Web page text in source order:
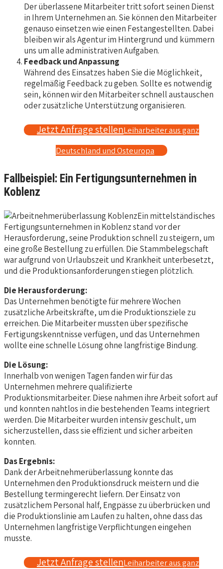
Der überlassene Mitarbeiter tritt sofort seinen Dienst
in Ihrem Unternehmen an. Sie können den Mitarbeiter
genauso einsetzen wie einen Festangestellten. Dabei
bleiben wir als Agentur im Hintergrund und kümmern
uns um alle administrativen Aufgaben.
Feedback und Anpassung
Während des Einsatzes haben Sie die Möglichkeit,
regelmäßig Feedback zu geben. Sollte es notwendig
sein, können wir den Mitarbeiter schnell austauschen
oder zusätzliche Unterstützung organisieren.
Jetzt Anfrage stellenLeiharbeiter aus ganz
Deutschland und Osteuropa
Fallbeispiel: Ein Fertigungsunternehmen in
Koblenz
Ein mittelständisches
Fertigungsunternehmen in Koblenz stand vor der
Herausforderung, seine Produktion schnell zu steigern, um
eine große Bestellung zu erfüllen. Die Stammbelegschaft
war aufgrund von Urlaubszeit und Krankheit unterbesetzt,
und die Produktionsanforderungen stiegen plötzlich.
Die Herausforderung:
Das Unternehmen benötigte für mehrere Wochen
zusätzliche Arbeitskräfte, um die Produktionsziele zu
erreichen. Die Mitarbeiter mussten über spezifische
Fertigungskenntnisse verfügen, und das Unternehmen
wollte eine schnelle Lösung ohne langfristige Bindung.
Die Lösung:
Innerhalb von wenigen Tagen fanden wir für das
Unternehmen mehrere qualifizierte
Produktionsmitarbeiter. Diese nahmen ihre Arbeit sofort auf
und konnten nahtlos in die bestehenden Teams integriert
werden. Die Mitarbeiter wurden intensiv geschult, um
sicherzustellen, dass sie effizient und sicher arbeiten
konnten.
Das Ergebnis:
Dank der Arbeitnehmerüberlassung konnte das
Unternehmen den Produktionsdruck meistern und die
Bestellung termingerecht liefern. Der Einsatz von
zusätzlichem Personal half, Engpässe zu überbrücken und
die Produktionslinie am Laufen zu halten, ohne dass das
Unternehmen langfristige Verpflichtungen eingehen
musste.
Jetzt Anfrage stellenLeiharbeiter aus ganz